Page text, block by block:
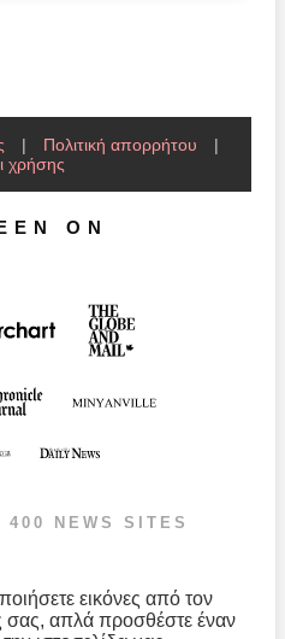
| Πολιτική απορρήτου
|
χρήσης
ON
400 NEWS SITES
εικόνες από τον
σας, απλά προσθέστε έναν